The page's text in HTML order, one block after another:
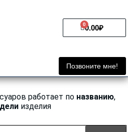
0.00₽
0
Cart
Позвоните мне!
работает по названию,
изделия